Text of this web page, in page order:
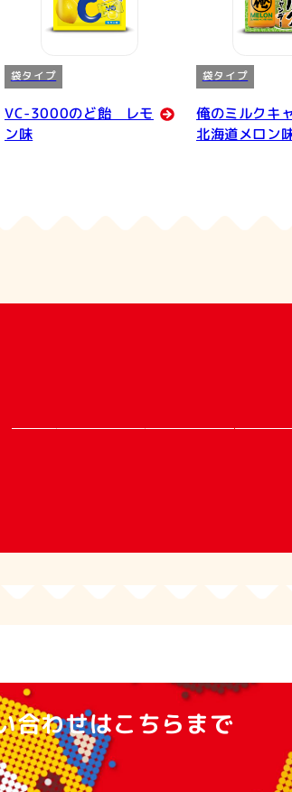
袋タイプ
VC-3000のど飴 レモ
ン味
袋タイプ
俺のミルク
北海道メロン
合わせはこちらまで